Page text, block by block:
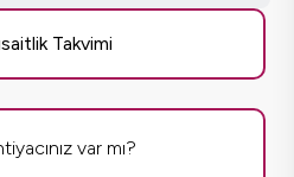
Takvimi
var mı?